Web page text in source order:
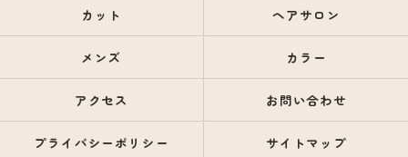
カット ヘアサロン
メンズ カラー
アクセス お問い合わせ
プライバシーポリシー サイトマップ